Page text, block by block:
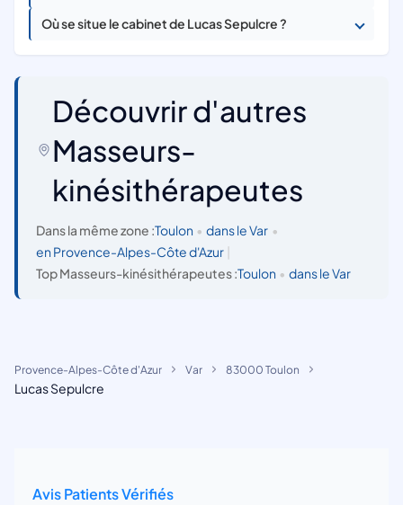
Où se situe le cabinet de Lucas Sepulcre ?
Découvrir d'autres
Masseurs-
kinésithérapeutes
Dans la même zone :Toulon • dans le Var •
en Provence-Alpes-Côte d'Azur
Top Masseurs-kinésithérapeutes :Toulon • dans le Var
Provence-Alpes-Côte d'Azur Var 83000 Toulon
Lucas Sepulcre
Avis Patients Vérifiés